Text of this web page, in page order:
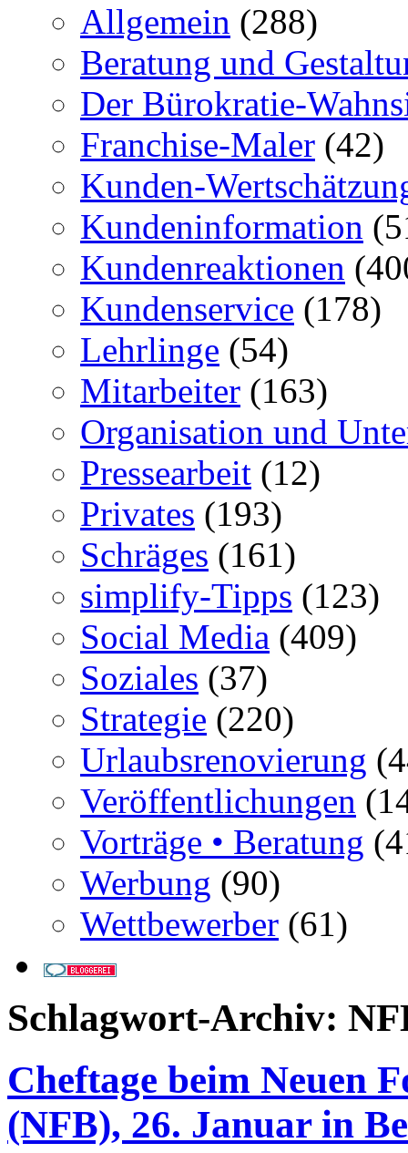
Allgemein (288)
Beratung und
Der Bürokratie-
Franchise-Maler (42)
Kunden-
Kundeninformation
Kundenreaktionen
Kundenservice (178)
Lehrlinge (54)
Mitarbeiter (163)
Organisation und
Pressearbeit (12)
Privates (193)
Schräges (161)
simplify-Tipps (123)
Social Media (409)
Soziales (37)
Strategie (220)
Urlaubsrenovierung
Veröffentlichungen
Vorträge • Beratung
Werbung (90)
Wettbewerber (61)
Schlagwort-Archiv:
Cheftage beim Neuen
(NFB), 26. Januar in